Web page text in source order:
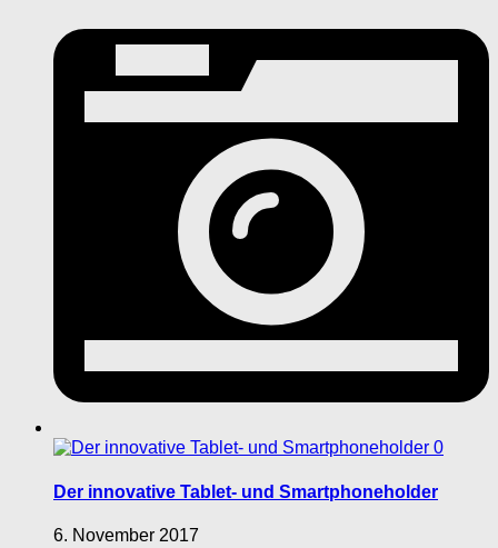
0
Der innovative Tablet- und Smartphoneholder
6. November 2017